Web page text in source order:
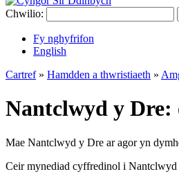
Chwilio:
Fy nghyfrifon
English
Cartref» Hamdden a thwristiaeth »
Nantclwyd y Dre:
Mae Nantclwyd y Dre ar agor yn
Ceir mynediad cyffredinol i